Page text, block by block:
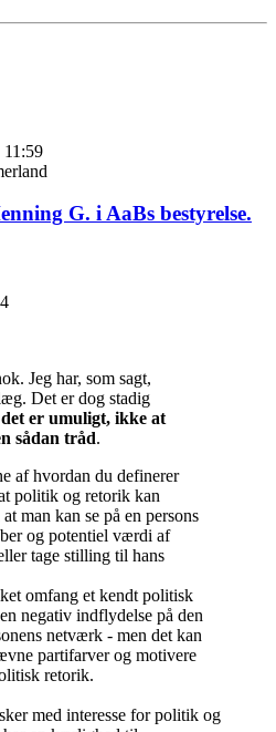
11:59
G. i AaBs bestyrelse.
Jeg har, som sagt,
Det er dog stadig
det er umuligt, ikke at
sådan tråd.
af hvordan du definerer
politik og retorik kan
man kan se på en persons
og potentiel værdi af
tage stilling til hans
omfang et kendt politisk
negativ indflydelse på den
netværk - men det kan
partifarver og motivere
retorik.
med interesse for politik og